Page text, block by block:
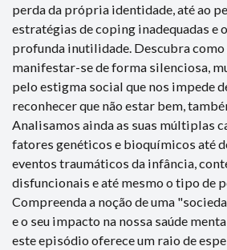
perda da própria identidade, até ao
estratégias de coping inadequadas e
profunda inutilidade. Descubra como
manifestar-se de forma silenciosa,
pelo estigma social que nos impede
reconhecer que não estar bem,
Analisamos ainda as suas múltiplas
fatores genéticos e bioquímicos até
eventos traumáticos da infância,
disfuncionais e até mesmo o tipo de
Compreenda a noção de uma
e o seu impacto na nossa saúde
este episódio oferece um raio de